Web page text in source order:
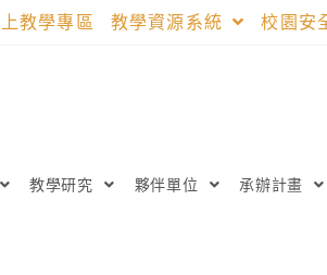
教學專區 教學資源系統 校園安
教學研究 夥伴單位 承辦計畫